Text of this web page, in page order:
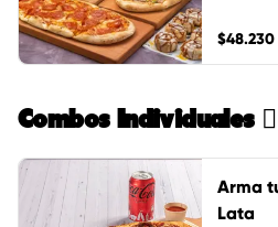
$48.230
Combos Individuales
Arma
Lata